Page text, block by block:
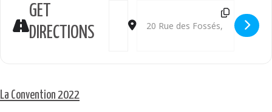
GET
DIRECTIONS
Address - "Animals": projection +
Destination Address -
La Convention 2022